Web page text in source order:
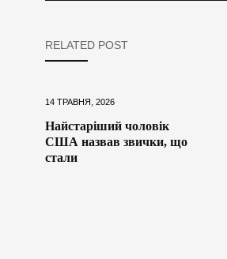
RELATED POST
14 ТРАВНЯ, 2026
Найстаріший чоловік
США назвав звички, що
стали